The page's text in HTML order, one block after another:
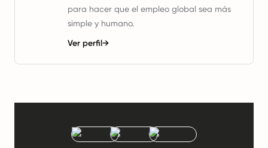
para hacer que el empleo global sea más
simple y humano.
Ver perfil→